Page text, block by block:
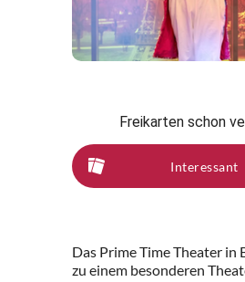
Freikarten schon
Interessant
Das Prime Time Theater in
zu einem besonderen